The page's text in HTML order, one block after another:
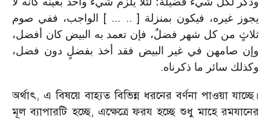
يجوز غيره، فيكون بمنزلة [ .. ... ] الواجب، ففي صوم
ثلاثٍ من كل شهر فضلٌ، فإن تعمد به البيض كان أفضل،
وإن صامهن في غير البيض فقد أخذ بفضلٍ دون فضل،
وكذلك سائر ما ذكرناه.
অর্থাৎ, এ বিষয়ে বাহ্যত বিভিন্ন ধরনের বর্ণনা পাওয়া যাচ্ছে।
মূল ব্যাপারটি হচ্ছে, এক্ষেত্রে ফরয হচ্ছে শুধু মাহে রমযানের